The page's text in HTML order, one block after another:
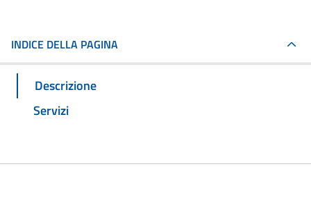
INDICE DELLA PAGINA
Descrizione
Servizi